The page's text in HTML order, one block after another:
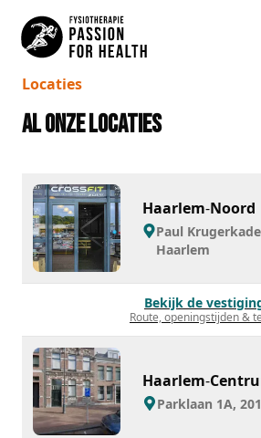
Trainingen
Locaties
Praktijkinfo
Afspraak maken
Locaties
Al onze locaties
Haarlem-Noord
Paul
Haarlem
Bekijk de
Route, openingstijden &
Haarlem-
Parklaan 1A,